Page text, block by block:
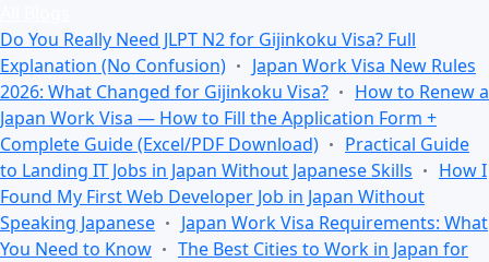
Do You Really Need JLPT N2 for Gijinkoku Visa? Full
Explanation (No Confusion)
Japan Work Visa New Rules
2026: What Changed for Gijinkoku Visa?
How to Renew a
Japan Work Visa — How to Fill the Application Form +
Complete Guide (Excel/PDF Download)
Practical Guide
to Landing IT Jobs in Japan Without Japanese Skills
How I
Found My First Web Developer Job in Japan Without
Speaking Japanese
Japan Work Visa Requirements: What
You Need to Know
The Best Cities to Work in Japan for